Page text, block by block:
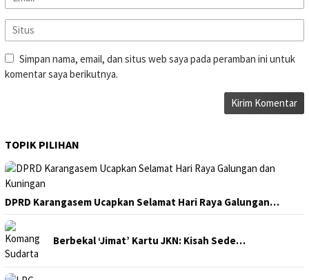
Simpan nama, email, dan situs web saya pada peramban ini untuk
komentar saya berikutnya.
TOPIK PILIHAN
DPRD Karangasem Ucapkan Selamat Hari Raya Galungan…
Berbekal ‘Jimat’ Kartu JKN: Kisah Sede…